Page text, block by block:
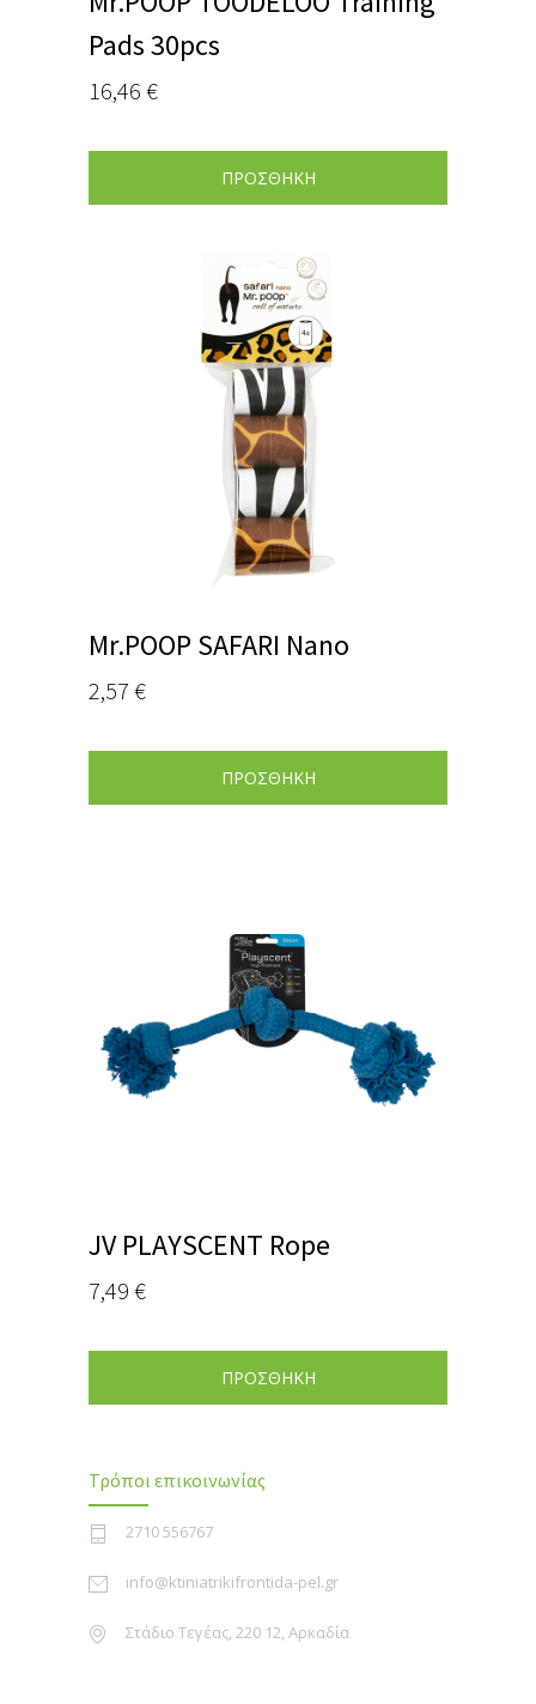
Pads 30pcs
16,46 €
ΠΡΟΣΘΗΚΗ
Mr.POOP SAFARI Nano
2,57 €
ΠΡΟΣΘΗΚΗ
JV PLAYSCENT Rope
7,49 €
ΠΡΟΣΘΗΚΗ
Τρόποι επικοινωνίας
2710 556767
info@ktiniatrikifrontida-pel.gr
Στάδιο Τεγέας, 220 12, Αρκαδία